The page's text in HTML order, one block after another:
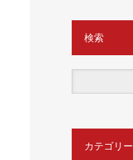
検索
カテゴリー